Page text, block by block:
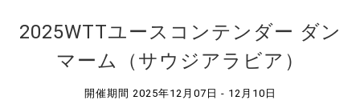
2025WTTユースコンテンダー ダン
マーム（サウジアラビア）
開催期間 2025年12月07日 - 12月10日